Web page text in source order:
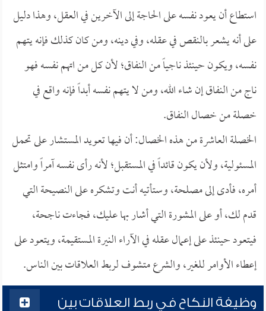
استطاع أن يعود نفسه على الحاجة إلى الآخرين في العقل، وهذا دليل
على أنه يشعر بالنقص في عقله، وفي دينه، ومن كان كذلك فإنه يتهم
نفسه، ويكون حينئذ ناجياً من النفاق؛ لأن كل من اتهم نفسه فهو
ناج من النفاق إن شاء الله، ومن لا يتهم نفسه أبداً فإنه واقع في
خصلة من خصال النفاق.
الخصلة العاشرة من هذه الخصال: أن فيها تعويد المستشار على تحمل
المسئولية، ولأن يكون قائداً في المستقبل؛ لأنه رأى نفسه آمراً وامتثل
أمره، فأدى إلى مصلحة، وستأتيه أنت وتشكره على النصيحة التي
قدم لك، أو على المشورة التي أشار بها عليك، فجاءت ناجحة،
فيتعود حينئذ على إعمال عقله في الآراء النيرة المستقيمة، ويتعود على
إعطاء الأوامر للغير، والشرع متشوف لربط العلاقات بين الناس.
وظيفة النكاح في ربط العلاقات بين